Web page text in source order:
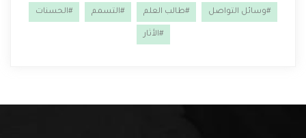
#وسائل التواصل #طالب العلم #التسمم #الحسنات
#الأثار